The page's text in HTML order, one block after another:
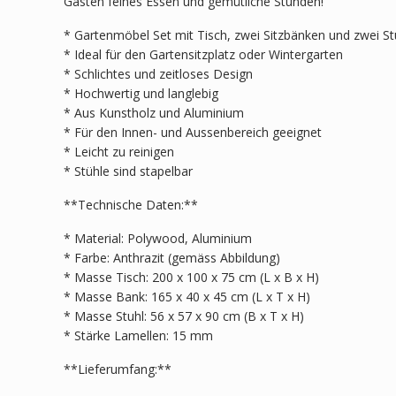
* Gartenmöbel Set mit Tisch, zwei Sitzbänken und zwei
* Ideal für den Gartensitzplatz oder Wintergarten
* Schlichtes und zeitloses Design
* Hochwertig und langlebig
* Aus Kunstholz und Aluminium
* Für den Innen- und Aussenbereich geeignet
* Leicht zu reinigen
* Stühle sind stapelbar
**Technische Daten:**
* Material: Polywood, Aluminium
* Farbe: Anthrazit (gemäss Abbildung)
* Masse Tisch: 200 x 100 x 75 cm (L x B x H)
* Masse Bank: 165 x 40 x 45 cm (L x T x H)
* Masse Stuhl: 56 x 57 x 90 cm (B x T x H)
* Stärke Lamellen: 15 mm
**Lieferumfang:**